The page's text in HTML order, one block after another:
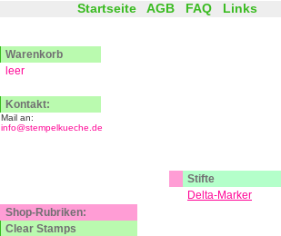
Stifte
Delta-Marker
Startseite AGB FAQ Links
Warenkorb
leer
Kontakt:
Mail an:
info@stempelkueche.de
Shop-Rubriken:
Clear Stamps